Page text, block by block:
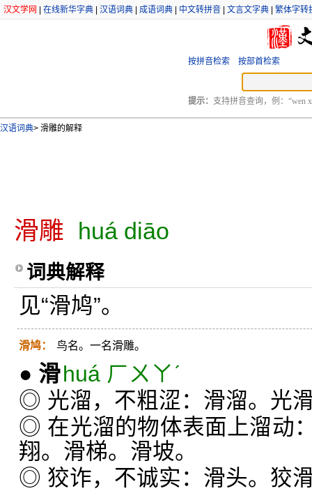
汉文学网 在线新华字典 汉语词典 成语词典 中文转拼音 文言文字典 繁体字转
按拼音检索 按部首检索
提示： 支持拼音查询，例：“wen
汉语词典> 滑雕的解释
滑雕 huá diāo
词典解释
见“滑鸠”。
滑鸠： 鸟名。一名滑雕。
● 滑huá ㄏㄨㄚˊ
◎ 光溜，不粗涩：滑溜。光
◎ 在光溜的物体表面上溜动
翔。滑梯。滑坡。
◎ 狡诈，不诚实：滑头。狡